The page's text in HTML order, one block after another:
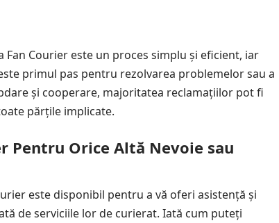
Courier este un proces simplu și eficient, iar
primul pas pentru rezolvarea problemelor sau a
și cooperare, majoritatea reclamațiilor pot fi
părțile implicate.
Pentru Orice Altă Nevoie sau
este disponibil pentru a vă oferi asistență și
de serviciile lor de curierat. Iată cum puteți